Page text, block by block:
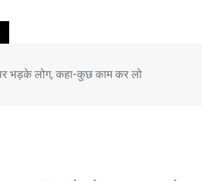
भड़के लोग, कहा-कुछ काम कर लो